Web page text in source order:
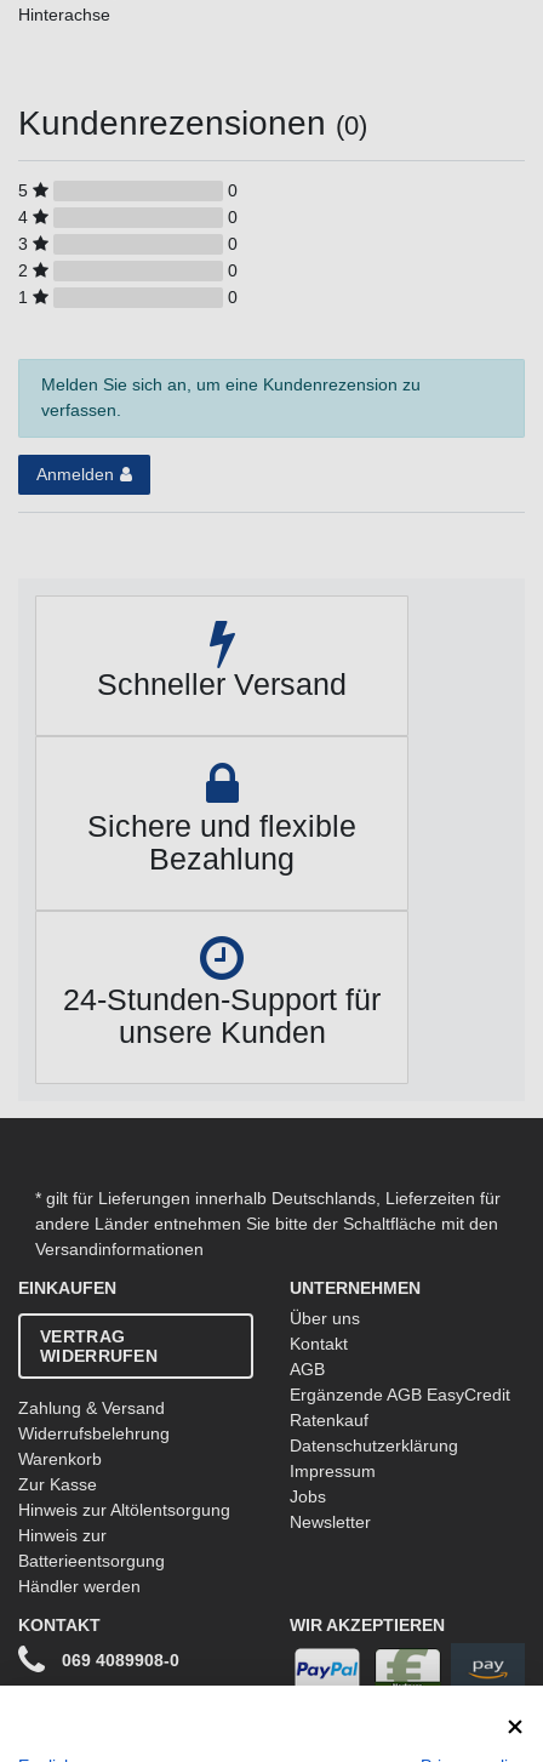
Hinterachse
Kundenrezensionen (0)
5
0
4
0
3
0
2
0
1
0
Melden Sie sich an, um eine Kundenrezension zu
verfassen.
Anmelden
Schneller Versand
Sichere und flexible
Bezahlung
24-Stunden-Support für
unsere Kunden
* gilt für Lieferungen innerhalb Deutschlands, Lieferzeiten für
andere Länder entnehmen Sie bitte der Schaltfläche mit den
Versandinformationen
EINKAUFEN
VERTRAG
WIDERRUFEN
Zahlung & Versand
Widerrufsbelehrung
Warenkorb
Zur Kasse
Hinweis zur Altölentsorgung
Hinweis zur
Batterieentsorgung
Händler werden
UNTERNEHMEN
Über uns
Kontakt
AGB
Ergänzende AGB EasyCredit
Ratenkauf
Datenschutzerklärung
Impressum
Jobs
Newsletter
KONTAKT
069 4089908-0
WIR AKZEPTIEREN